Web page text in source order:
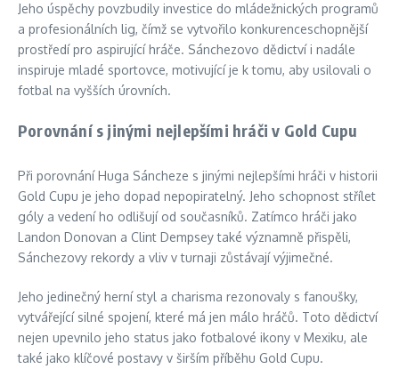
Jeho úspěchy povzbudily investice do mládežnických programů
a profesionálních lig, čímž se vytvořilo konkurenceschopnější
prostředí pro aspirující hráče. Sánchezovo dědictví i nadále
inspiruje mladé sportovce, motivující je k tomu, aby usilovali o
fotbal na vyšších úrovních.
Porovnání s jinými nejlepšími hráči v Gold Cupu
Při porovnání Huga Sáncheze s jinými nejlepšími hráči v historii
Gold Cupu je jeho dopad nepopiratelný. Jeho schopnost střílet
góly a vedení ho odlišují od současníků. Zatímco hráči jako
Landon Donovan a Clint Dempsey také významně přispěli,
Sánchezovy rekordy a vliv v turnaji zůstávají výjimečné.
Jeho jedinečný herní styl a charisma rezonovaly s fanoušky,
vytvářející silné spojení, které má jen málo hráčů. Toto dědictví
nejen upevnilo jeho status jako fotbalové ikony v Mexiku, ale
také jako klíčové postavy v širším příběhu Gold Cupu.